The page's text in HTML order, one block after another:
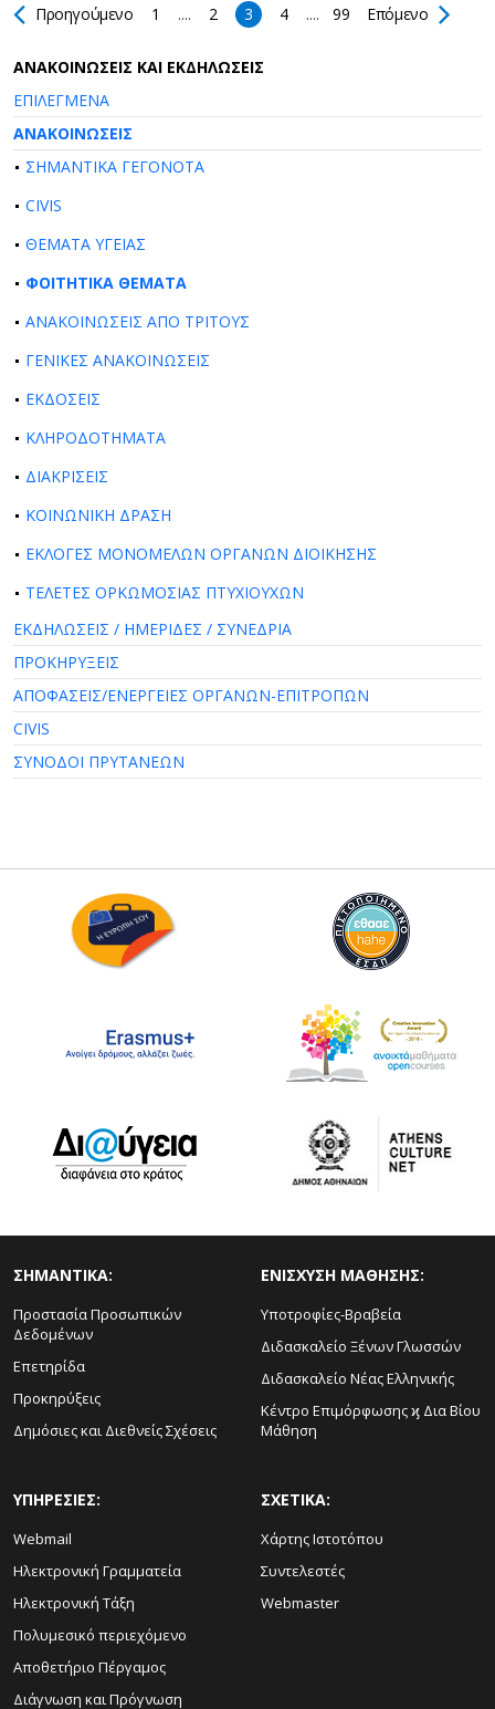
Προηγούμενο 1 .... 2 3 4 .... 99 Επόμενο
AΝΑΚΟΙΝΩΣΕΙΣ ΚΑΙ ΕΚΔΗΛΩΣΕΙΣ
ΕΠΙΛΕΓΜΕΝΑ
ΑΝΑΚΟΙΝΩΣΕΙΣ
ΣΗΜΑΝΤΙΚΑ ΓΕΓΟΝΟΤΑ
CIVIS
ΘΕΜΑΤΑ ΥΓΕΙΑΣ
ΦΟΙΤΗΤΙΚΑ ΘΕΜΑΤΑ
ΑΝΑΚΟΙΝΩΣΕΙΣ ΑΠΟ ΤΡΙΤΟΥΣ
ΓΕΝΙΚΕΣ ΑΝΑΚΟΙΝΩΣΕΙΣ
ΕΚΔΟΣΕΙΣ
ΚΛΗΡΟΔΟΤΗΜΑΤΑ
ΔΙΑΚΡΙΣΕΙΣ
ΚΟΙΝΩΝΙΚΗ ΔΡΑΣΗ
ΕΚΛΟΓΕΣ ΜΟΝΟΜΕΛΩΝ ΟΡΓΑΝΩΝ ΔΙΟΙΚΗΣΗΣ
ΤΕΛΕΤΕΣ ΟΡΚΩΜΟΣΙΑΣ ΠΤΥΧΙΟΥΧΩΝ
ΕΚΔΗΛΩΣΕΙΣ / ΗΜΕΡΙΔΕΣ / ΣΥΝΕΔΡΙΑ
ΠΡΟΚΗΡΥΞΕΙΣ
ΑΠΟΦΑΣΕΙΣ/ΕΝΕΡΓΕΙΕΣ ΟΡΓΑΝΩΝ-ΕΠΙΤΡΟΠΩΝ
CIVIS
ΣΥΝΟΔΟΙ ΠΡΥΤΑΝΕΩΝ
ΣΗΜΑΝΤΙΚΑ:
Προστασία Προσωπικών
Δεδομένων
Επετηρίδα
Προκηρύξεις
Δημόσιες και Διεθνείς Σχέσεις
ΕΝΙΣΧΥΣΗ ΜΑΘΗΣΗΣ:
Υποτροφίες-Βραβεία
Διδασκαλείο Ξένων Γλωσσών
Διδασκαλείο Νέας Ελληνικής
Κέντρο Επιμόρφωσης ϗ Δια Βίου
Μάθηση
ΥΠΗΡΕΣΙΕΣ:
Webmail
Ηλεκτρονική Γραμματεία
Ηλεκτρονική Τάξη
Πολυμεσικό περιεχόμενο
Αποθετήριο Πέργαμος
Διάγνωση και Πρόγνωση
ΣΧΕΤΙΚΑ:
Χάρτης Ιστοτόπου
Συντελεστές
Webmaster